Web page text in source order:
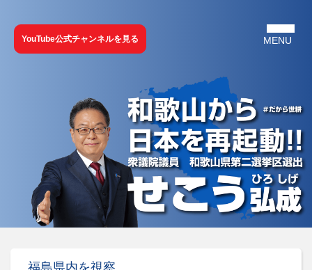
YouTube公式チャンネルを見る
福島県内を視察